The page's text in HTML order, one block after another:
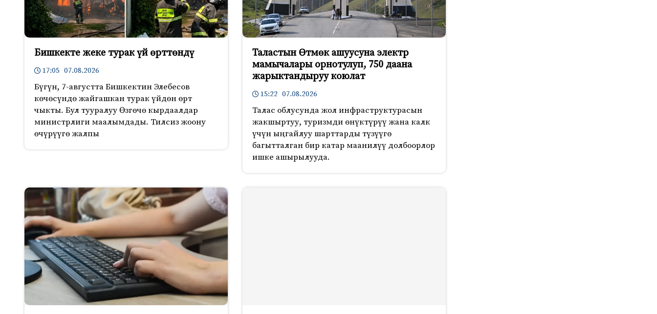
Бишкекте жеке турак үй өрттөндү
17:05 07.08.2026
Бүгүн, 7-августта Бишкектин Элебесов
көчөсүндө жайгашкан турак үйдөн өрт
чыкты. Бул тууралуу Өзгөчө кырдаалдар
министрлиги маалымдады. Тилсиз жоону
өчүрүүгө жалпы
Таластын Өтмөк ашуусуна электр
мамычалары орнотулуп, 750 даана
жарыктандыруу коюлат
15:22 07.08.2026
Талас облусунда жол инфраструктурасын
жакшыртуу, туризмди өнүктүрүү жана калк
үчүн ыңгайлуу шарттарды түзүүгө
багытталган бир катар маанилүү долбоорлор
ишке ашырылууда.